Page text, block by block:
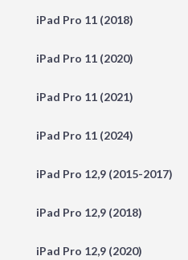
iPad Pro 11 (2018)
iPad Pro 11 (2020)
iPad Pro 11 (2021)
iPad Pro 11 (2024)
iPad Pro 12,9 (2015-2017)
iPad Pro 12,9 (2018)
iPad Pro 12,9 (2020)